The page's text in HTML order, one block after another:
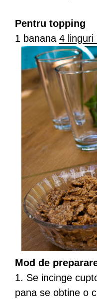
Pentru topping
1 banana 4 linguri
Mod de
1. Se incinge
pana se obtine o